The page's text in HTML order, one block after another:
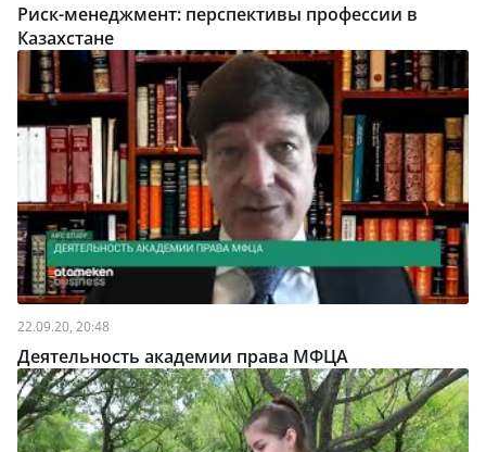
Риск-менеджмент: перспективы профессии в
Казахстане
22.09.20, 20:48
Деятельность академии права МФЦА